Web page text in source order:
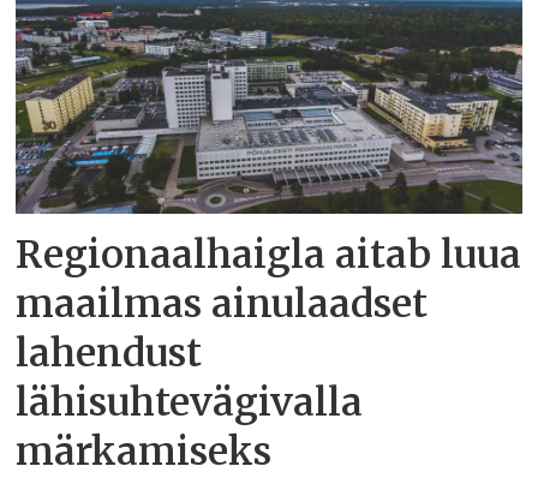
Regionaalhaigla aitab luua
maailmas ainulaadset
lahendust
lähisuhtevägivalla
märkamiseks